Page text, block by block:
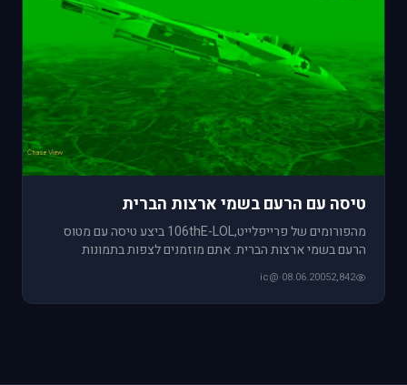
טיסה עם הרעם בשמי ארצות הברית
מהפורומים של פרייפלייט,106thE-LOL ביצע טיסה עם מטוס
הרעם בשמי ארצות הברית. אתם מוזמנים לצפות בתמונות
2,842
08.06.2005
·
@ic